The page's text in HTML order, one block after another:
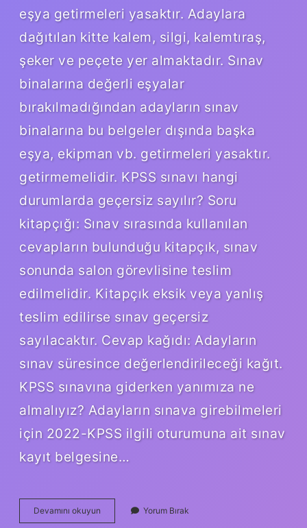
eşya getirmeleri yasaktır. Adaylara
dağıtılan kitte kalem, silgi, kalemtıraş,
şeker ve peçete yer almaktadır. Sınav
binalarına değerli eşyalar
bırakılmadığından adayların sınav
binalarına bu belgeler dışında başka
eşya, ekipman vb. getirmeleri yasaktır.
getirmemelidir. KPSS sınavı hangi
durumlarda geçersiz sayılır? Soru
kitapçığı: Sınav sırasında kullanılan
cevapların bulunduğu kitapçık, sınav
sonunda salon görevlisine teslim
edilmelidir. Kitapçık eksik veya yanlış
teslim edilirse sınav geçersiz
sayılacaktır. Cevap kağıdı: Adayların
sınav süresince değerlendirileceği kağıt.
KPSS sınavına giderken yanımıza ne
almalıyız? Adayların sınava girebilmeleri
için 2022-KPSS ilgili oturumuna ait sınav
kayıt belgesine…
Devamını okuyun
Sınavına
Yorum Bırak